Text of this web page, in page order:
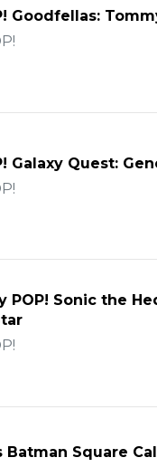
Goodfellas:
Galaxy Quest:
POP! Sonic the
Batman Square